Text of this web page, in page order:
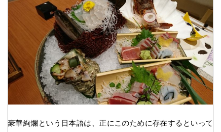
豪華絢爛という日本語は、正にこのために存在するといって